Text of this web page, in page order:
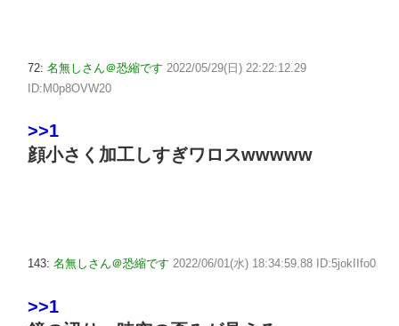
72: 名無しさん＠恐縮です 2022/05/29(日) 22:22:12.29
ID:M0p8OVW20
>>1
顔小さく加工しすぎワロスwwwww
143: 名無しさん＠恐縮です 2022/06/01(水) 18:34:59.88 ID:5jokIIfo0
>>1